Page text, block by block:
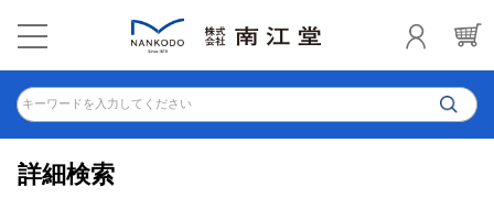
キーワードを入力してください
詳細検索